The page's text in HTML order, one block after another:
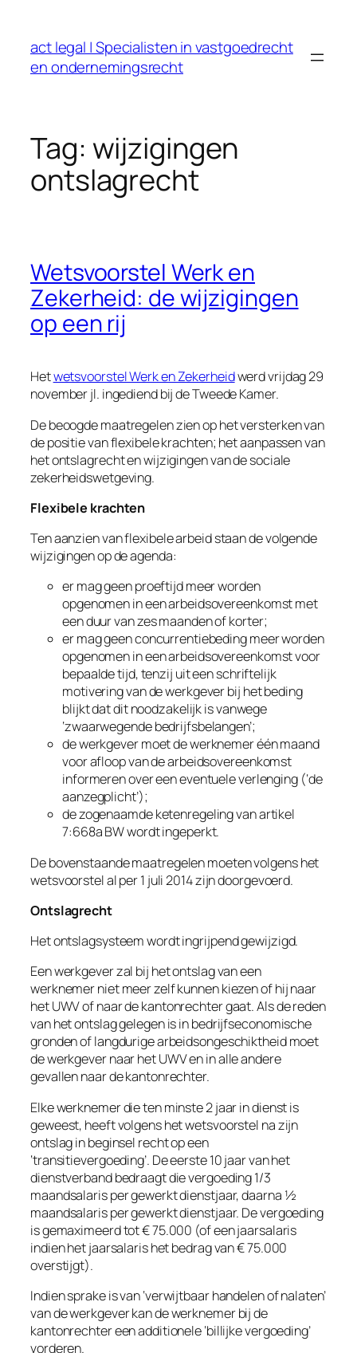
inhoud
act legal | Specialisten in vastgoedrecht
en ondernemingsrecht
Tag: wijzigingen
ontslagrecht
Wetsvoorstel Werk en
Zekerheid: de wijzigingen
op een rij
Hetwetsvoorstel Werk en Zekerheidwerd vrijdag 29
november jl. ingediend bij de Tweede Kamer.
De beoogde maatregelen zien op het versterken van
de positie van flexibele krachten; het aanpassen van
het ontslagrecht en wijzigingen van de sociale
zekerheidswetgeving.
Flexibele krachten
Ten aanzien van flexibele arbeid staan de volgende
wijzigingen op de agenda:
er mag geen proeftijd meer worden
opgenomen in een arbeidsovereenkomst met
een duur van zes maanden of korter;
er mag geen concurrentiebeding meer worden
opgenomen in een arbeidsovereenkomst voor
bepaalde tijd, tenzij uit een schriftelijk
motivering van de werkgever bij het beding
blijkt dat dit noodzakelijk is vanwege
‘zwaarwegende bedrijfsbelangen’;
de werkgever moet de werknemer één maand
voor afloop van de arbeidsovereenkomst
informeren over een eventuele verlenging (‘de
aanzegplicht’);
de zogenaamde ketenregeling van artikel
7:668a BW wordt ingeperkt.
De bovenstaande maatregelen moeten volgens het
wetsvoorstel al per 1 juli 2014 zijn doorgevoerd.
Ontslagrecht
Het ontslagsysteem wordt ingrijpend gewijzigd.
Een werkgever zal bij het ontslag van een
werknemer niet meer zelf kunnen kiezen of hij naar
het UWV of naar de kantonrechter gaat. Als de reden
van het ontslag gelegen is in bedrijfseconomische
gronden of langdurige arbeidsongeschiktheid moet
de werkgever naar het UWV en in alle andere
gevallen naar de kantonrechter.
Elke werknemer die ten minste 2 jaar in dienst is
geweest, heeft volgens het wetsvoorstel na zijn
ontslag in beginsel recht op een
‘transitievergoeding’. De eerste 10 jaar van het
dienstverband bedraagt die vergoeding 1/3
maandsalaris per gewerkt dienstjaar, daarna ½
maandsalaris per gewerkt dienstjaar. De vergoeding
is gemaximeerd tot € 75.000 (of een jaarsalaris
indien het jaarsalaris het bedrag van € 75.000
overstijgt).
Indien sprake is van‘verwijtbaar handelen of nalaten’
van de werkgever kan de werknemer bij de
kantonrechter een additionele ‘billijke vergoeding’
vorderen.